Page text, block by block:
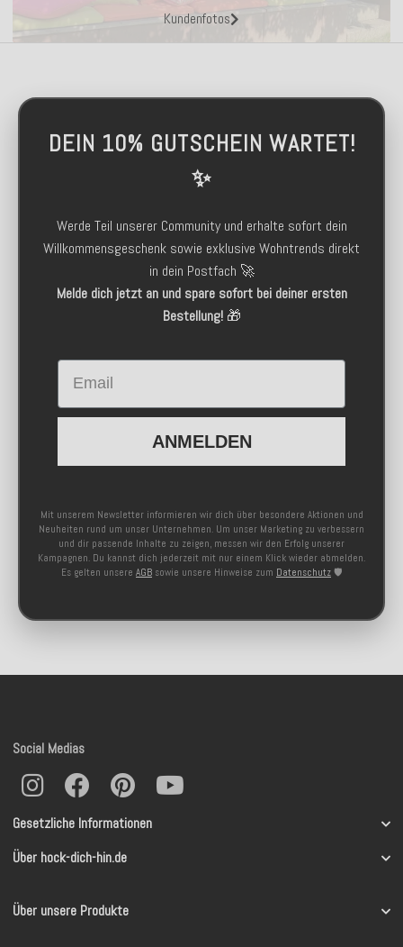
Kundenfotos
DEIN 10% GUTSCHEIN WARTET!
✨
Werde Teil unserer Community und erhalte sofort dein
Willkommensgeschenk sowie exklusive Wohntrends direkt
in dein Postfach 🚀
Melde dich jetzt an und spare sofort bei deiner ersten
Bestellung!🎁
Email
ANMELDEN
Mit unserem Newsletter informieren wir dich über besondere Aktionen und
Neuheiten rund um unser Unternehmen. Um unser Marketing zu verbessern
und dir passende Inhalte zu zeigen, messen wir den Erfolg unserer
Kampagnen. Du kannst dich jederzeit mit nur einem Klick wieder abmelden.
Es gelten unsere AGB sowie unsere Hinweise zum Datenschutz 🛡️
Gesetzliche Informationen
Über hock-dich-hin.de
Über unsere Produkte
Social Medias